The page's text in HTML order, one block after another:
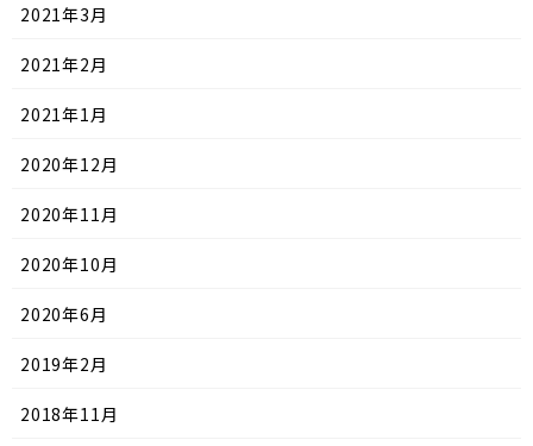
2021年3月
2021年2月
2021年1月
2020年12月
2020年11月
2020年10月
2020年6月
2019年2月
2018年11月